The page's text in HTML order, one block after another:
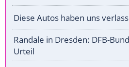
Diese Autos haben uns
Randale in Dresden: DFB-
Urteil